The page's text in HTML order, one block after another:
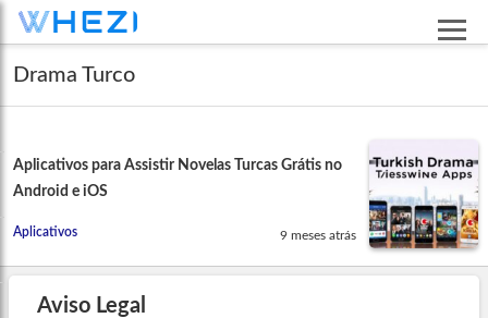
Drama Turco
Aplicativos para Assistir Novelas Turcas Grátis no
Android e iOS
Aplicativos 9 meses atrás
Aviso Legal